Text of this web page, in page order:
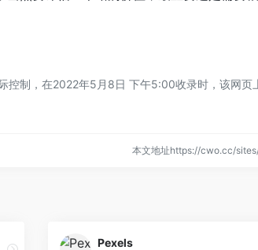
控制，在2022年5月8日 下午5:00收录时，该网页
本文地址https://cwo.cc/
Pexels